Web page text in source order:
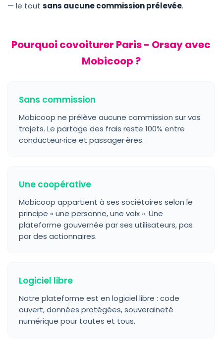
— le tout sans aucune commission prélevée.
Pourquoi covoiturer Paris - Orsay avec
Mobicoop ?
Sans commission
Mobicoop ne prélève aucune commission sur vos
trajets. Le partage des frais reste 100% entre
conducteur·rice et passager·ères.
Une coopérative
Mobicoop appartient à ses sociétaires selon le
principe « une personne, une voix ». Une
plateforme gouvernée par ses utilisateurs, pas
par des actionnaires.
Logiciel libre
Notre plateforme est en logiciel libre : code
ouvert, données protégées, souveraineté
numérique pour toutes et tous.